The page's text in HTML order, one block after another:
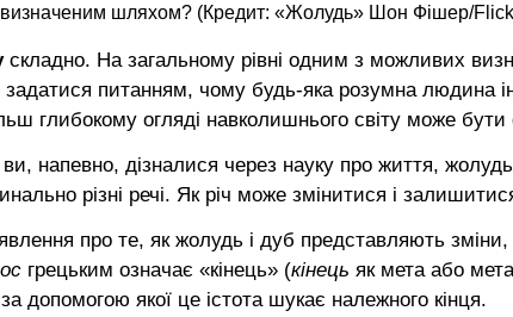
визначеним шляхом? (Кредит: «Жолудь» Шон Фішер/
складно. На загальному рівні одним з можливих
питанням, чому будь-яка розумна людина
глибокому огляді навколишнього світу може
напевно, дізналися через науку про життя,
різні речі. Як річ може змінитися і
про те, як жолудь і дуб представляють
грецьким означає «кінець» (кінець як мета або
допомогою якої це істота шукає належного кінця.